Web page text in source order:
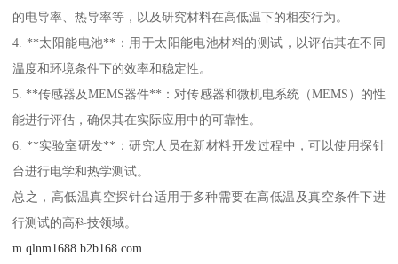
的电导率、热导率等，以及研究材料在高低温下的相变行为。
4. **太阳能电池**：用于太阳能电池材料的测试，以评估其在不同
温度和环境条件下的效率和稳定性。
5. **传感器及MEMS器件**：对传感器和微机电系统（MEMS）的性
能进行评估，确保其在实际应用中的可靠性。
6. **实验室研发**：研究人员在新材料开发过程中，可以使用探针
台进行电学和热学测试。
总之，高低温真空探针台适用于多种需要在高低温及真空条件下进
行测试的高科技领域。
m.qlnm1688.b2b168.com